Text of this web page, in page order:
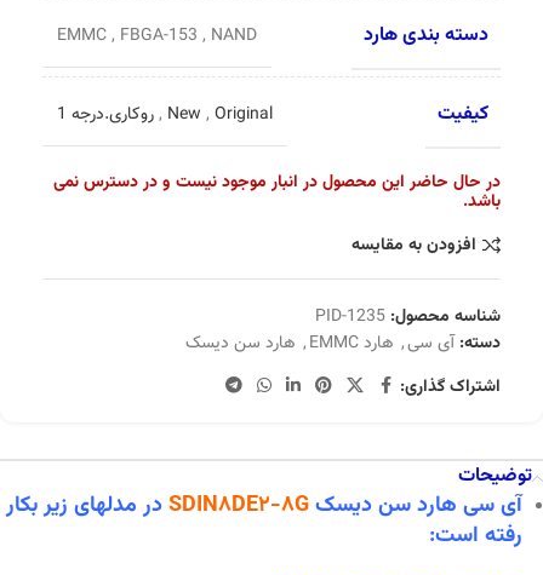
دسته بندی هارد EMMC, FBGA-153 , NAND
کیفیت New , Original
,روکاری.درجه 1
در حال حاضر این محصول در انبار موجود نیست و در دسترس نمی
باشد.
افزودن به مقایسه
شناسه محصول: PID-1235
دسته: آی سی, هارد EMMC , هارد سن دیسک
اشتراک گذاری:
توضیحات
آی سی هارد سن دیسکSDIN8DE2-8Gدرمدلهای زیر بکار
رفته است: